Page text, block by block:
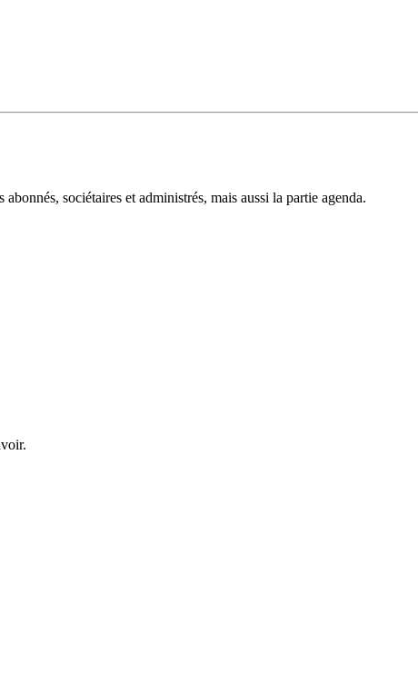
sociétaires et administrés, mais aussi la partie agenda.